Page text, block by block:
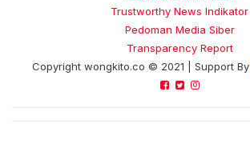
Trustworthy News Indikator
Pedoman Media Siber
Transparency Report
Copyright wongkito.co © 2021 | Support By